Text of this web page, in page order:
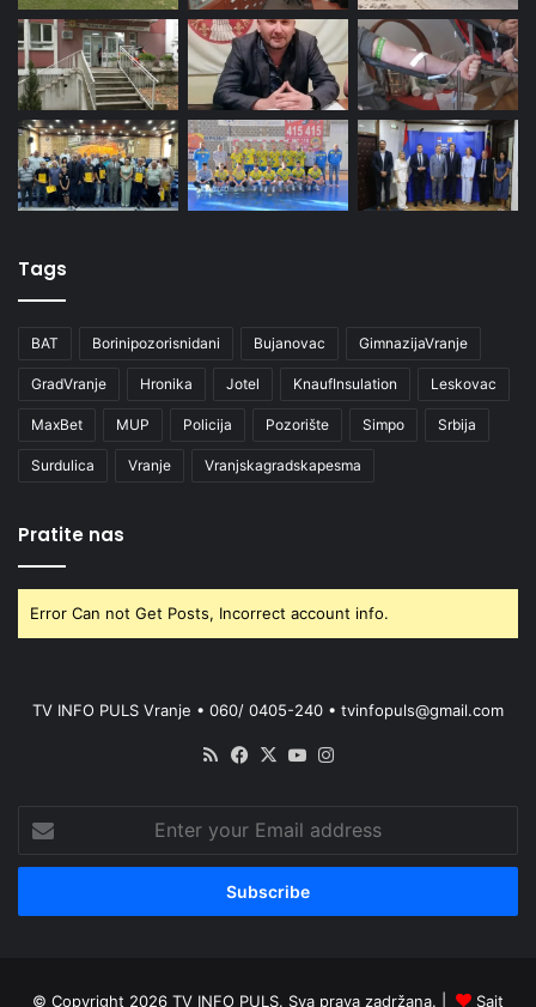
Tags
BAT Borinipozorisnidani Bujanovac GimnazijaVranje
GradVranje Hronika Jotel KnaufInsulation Leskovac
MaxBet MUP Policija Pozorište Simpo Srbija
Surdulica Vranje Vranjskagradskapesma
Pratite nas
Error Can not Get Posts, Incorrect account info.
TV INFO PULS Vranje • 060/ 0405-240 • tvinfopuls@gmail.com
RSS Facebook
X YouTube
your
Email
© Copyright 2026 TV INFO PULS. Sva prava zadržana. | Sajt